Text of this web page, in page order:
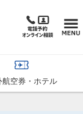
航空券・ホテル